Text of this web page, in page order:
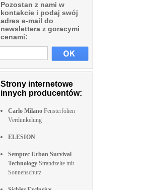
Pozostan z nami w
kontakcie i podaj swój
adres e-mail do
newslettera z goracymi
cenami:
Strony internetowe
innych producentów:
Carlo Milano Fensterfolien
Verdunkelung
ELESION
Semptec Urban Survival
Technology Strandzelte mit
Sonnenschutz